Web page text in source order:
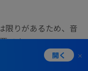
開く
りがあるため、音
です。